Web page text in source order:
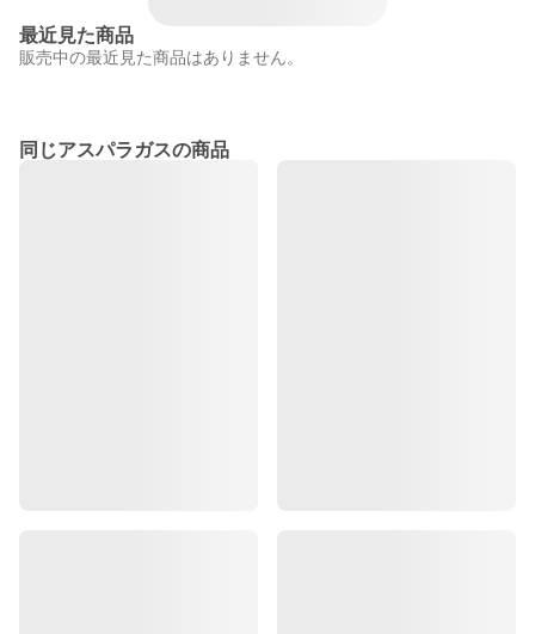
最近見た商品
販売中の最近見た商品はありません。
同じアスパラガスの商品